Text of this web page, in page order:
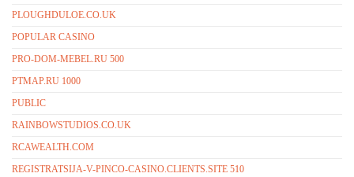
PLOUGHDULOE.CO.UK
POPULAR CASINO
PRO-DOM-MEBEL.RU 500
PTMAP.RU 1000
PUBLIC
RAINBOWSTUDIOS.CO.UK
RCAWEALTH.COM
REGISTRATSIJA-V-PINCO-CASINO.CLIENTS.SITE 510